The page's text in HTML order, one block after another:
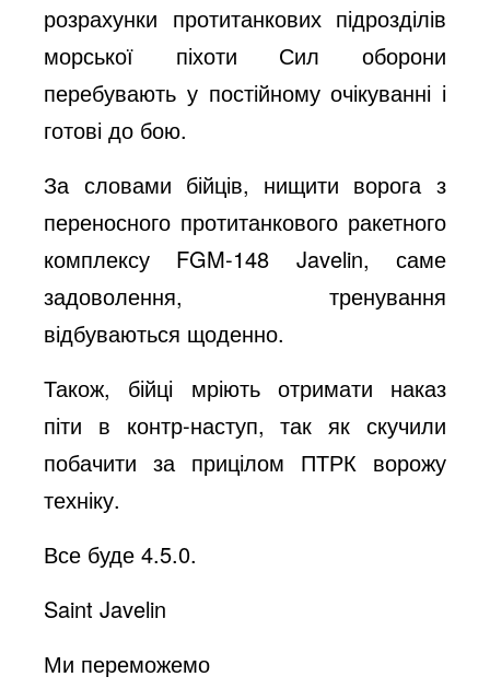
розрахунки протитанкових підрозділів
морської піхоти Сил оборони
перебувають у постійному очікуванні і
готові до бою.
За словами бійців, нищити ворога з
переносного протитанкового ракетного
комплексу FGM-148 Javelin, саме
задоволення, тренування
відбуваються щоденно.
Також, бійці мріють отримати наказ
піти в контр-наступ, так як скучили
побачити за прицілом ПТРК ворожу
техніку.
Все буде 4.5.0.
Saint Javelin
Ми переможемо